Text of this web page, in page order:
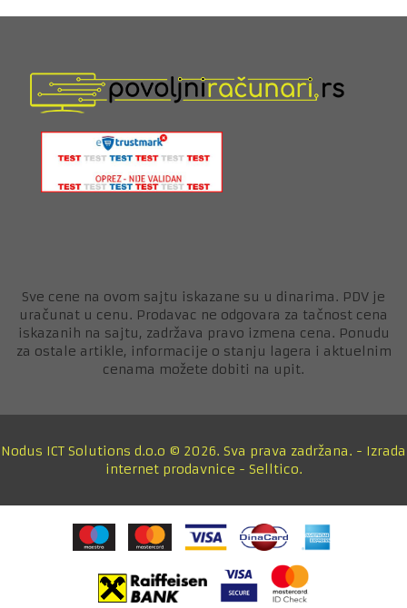
Sve cene na ovom sajtu iskazane su u dinarima. PDV je
uračunat u cenu. Prodavac ne odgovara za tačnost cena
iskazanih na sajtu, zadržava pravo izmena cena. Ponudu
za ostale artikle, informacije o stanju lagera i aktuelnim
cenama možete dobiti na upit.
Nodus ICT Solutions d.o.o © 2026. Sva prava zadržana. - Izrada
internet prodavnice - Selltico.